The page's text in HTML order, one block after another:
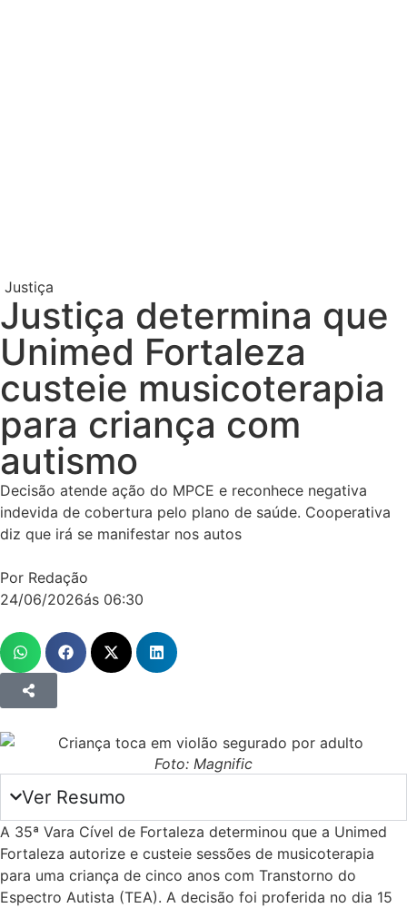
Justiça
Justiça determina que
Unimed Fortaleza
custeie musicoterapia
para criança com
autismo
Decisão atende ação do MPCE e reconhece negativa
indevida de cobertura pelo plano de saúde. Cooperativa
diz que irá se manifestar nos autos
Por Redação
24/06/2026ás 06:30
Foto: Magnific
Ver Resumo
A 35ª Vara Cível de Fortaleza determinou que a Unimed
Fortaleza autorize e custeie sessões de musicoterapia
para uma criança de cinco anos com Transtorno do
Espectro Autista (TEA). A decisão foi proferida no dia 15